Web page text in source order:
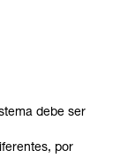
debe ser
por